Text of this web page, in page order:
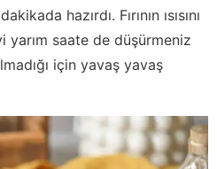
hazırdı. Fırının ısısını
yarım saate de düşürmeniz
için yavaş yavaş